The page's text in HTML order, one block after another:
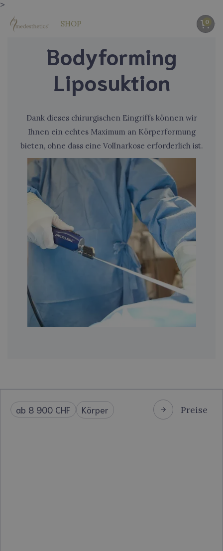
>
SHOP 0
Bodyforming
Liposuktion
Dank dieses chirurgischen Eingriffs können wir
Ihnen ein echtes Maximum an Körperformung
bieten, ohne dass eine Vollnarkose erforderlich ist.
ab 8 900 CHF Körper Preise